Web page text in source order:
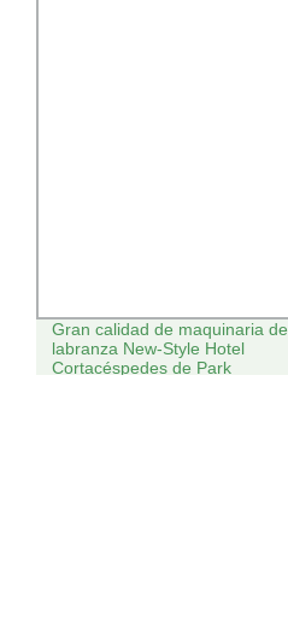
Gran calidad de maquinaria de
labranza New-Style Hotel
Cortacéspedes de Park